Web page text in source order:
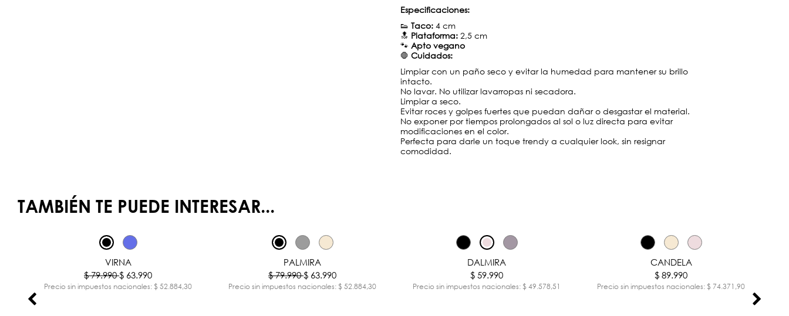
Especificaciones:
👟 Taco: 4 cm
🔝 Plataforma: 2,5 cm
🐾 Apto vegano
🛑 Cuidados:
Limpiar con un paño seco y evitar la humedad para mantener su brillo
intacto.
No lavar. No utilizar lavarropas ni secadora.
Limpiar a seco.
Evitar roces y golpes fuertes que puedan dañar o desgastar el material.
No exponer por tiempos prolongados al sol o luz directa para evitar
modificaciones en el color.
Perfecta para darle un toque trendy a cualquier look, sin resignar
comodidad.
TAMBIÉN TE PUEDE INTERESAR...
VIRNA
$ 79.990$ 63.990
Precio sin impuestos nacionales: $ 52.884,30
PALMIRA
$ 79.990$ 63.990
Precio sin impuestos nacionales: $ 52.884,30
DALMIRA
$ 59.990
Precio sin impuestos nacionales: $ 49.578,51
CANDELA
$ 89.990
Precio sin impuestos nacionales: $ 74.371,90